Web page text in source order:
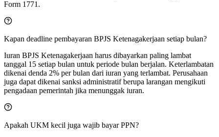
Form 1771.
Kapan deadline pembayaran BPJS Ketenagakerjaan setiap bulan?
Iuran BPJS Ketenagakerjaan harus dibayarkan paling lambat
tanggal 15 setiap bulan untuk periode bulan berjalan. Keterlambatan
dikenai denda 2% per bulan dari iuran yang terlambat. Perusahaan
juga dapat dikenai sanksi administratif berupa larangan mengikuti
pengadaan pemerintah jika menunggak iuran.
Apakah UKM kecil juga wajib bayar PPN?